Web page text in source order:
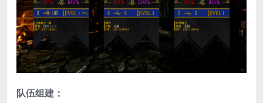
队伍组建：